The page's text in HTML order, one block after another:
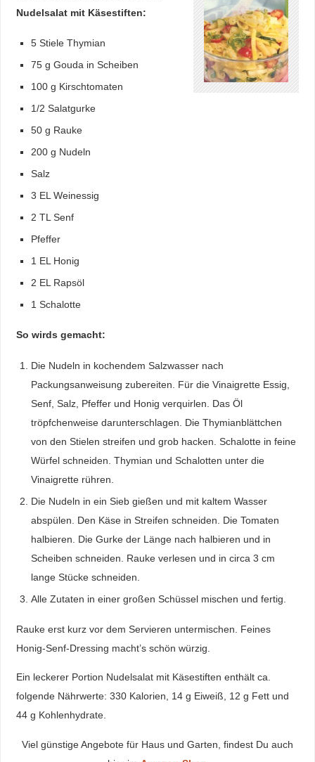
Nudelsalat mit Käsestiften:
5 Stiele Thymian
75 g Gouda in Scheiben
100 g Kirschtomaten
1/2 Salatgurke
50 g Rauke
200 g Nudeln
Salz
3 EL Weinessig
2 TL Senf
Pfeffer
1 EL Honig
2 EL Rapsöl
1 Schalotte
So wirds gemacht:
Die Nudeln in kochendem Salzwasser nach
Packungsanweisung zubereiten. Für die Vinaigrette Essig,
Senf, Salz, Pfeffer und Honig verquirlen. Das Öl
tröpfchenweise darunterschlagen. Die Thymianblättchen
von den Stielen streifen und grob hacken. Schalotte in feine
Würfel schneiden. Thymian und Schalotten unter die
Vinaigrette rühren.
Die Nudeln in ein Sieb gießen und mit kaltem Wasser
abspülen. Den Käse in Streifen schneiden. Die Tomaten
halbieren. Die Gurke der Länge nach halbieren und in
Scheiben schneiden. Rauke verlesen und in circa 3 cm
lange Stücke schneiden.
Alle Zutaten in einer großen Schüssel mischen und fertig.
Rauke erst kurz vor dem Servieren untermischen. Feines
Honig-Senf-Dressing macht’s schön würzig.
Ein leckerer Portion Nudelsalat mit Käsestiften enthält ca.
folgende Nährwerte: 330 Kalorien, 14 g Eiweiß, 12 g Fett und
44 g Kohlenhydrate.
Viel günstige Angebote für Haus und Garten, findest Du auch